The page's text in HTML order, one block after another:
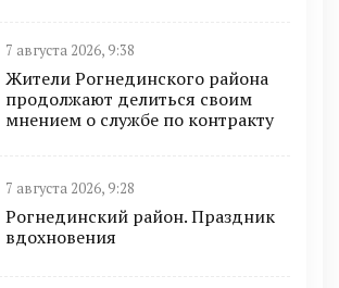
7 августа 2026, 9:38
Жители Рогнединского района
продолжают делиться своим
мнением о службе по контракту
7 августа 2026, 9:28
Рогнединский район. Праздник
вдохновения